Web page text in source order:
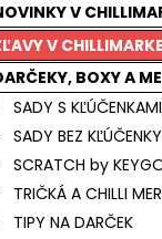
V
V
BOXY A
SADY S
SADY BEZ
SCRATCH by
TRIČKÁ A CHILLI
TIPY NA DARČEK
ULTRA